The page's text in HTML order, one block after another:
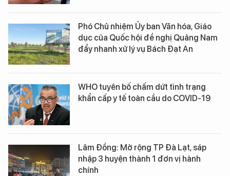
Phó Chủ nhiệm Ủy ban Văn hóa, Giáo
dục của Quốc hội đề nghị Quảng Nam
đẩy nhanh xử lý vụ Bách Đạt An
WHO tuyên bố chấm dứt tình trạng
khẩn cấp y tế toàn cầu do COVID-19
Lâm Đồng: Mở rộng TP Đà Lạt, sáp
nhập 3 huyện thành 1 đơn vị hành
chính